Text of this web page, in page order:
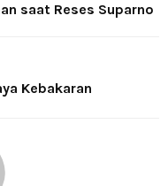
saat Reses Suparno
Kebakaran